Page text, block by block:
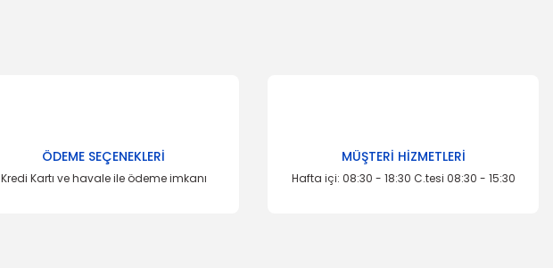
ÖDEME SEÇENEKLERİ
Kredi Kartı ve havale ile ödeme imkanı
MÜŞTERİ HİZMETLERİ
Hafta içi: 08:30 - 18:30 C.tesi 08:30 - 15:30